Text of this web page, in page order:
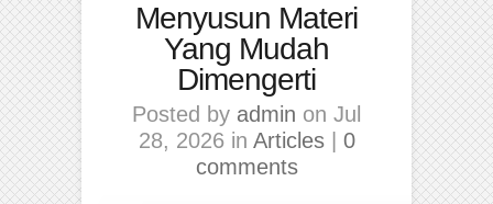
Menyusun Materi
Yang Mudah
Dimengerti
Posted by admin on Jul
28, 2026 in Articles| 0
comments